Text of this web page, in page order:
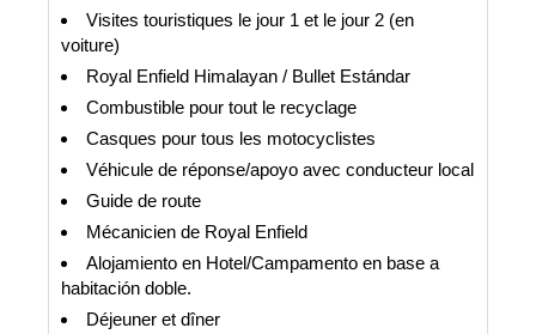
Visites touristiques le jour 1 et le jour 2 (en
voiture)
Royal Enfield Himalayan / Bullet Estándar
Combustible pour tout le recyclage
Casques pour tous les motocyclistes
Véhicule de réponse/apoyo avec conducteur local
Guide de route
Mécanicien de Royal Enfield
Alojamiento en Hotel/Campamento en base a
habitación doble.
Déjeuner et dîner